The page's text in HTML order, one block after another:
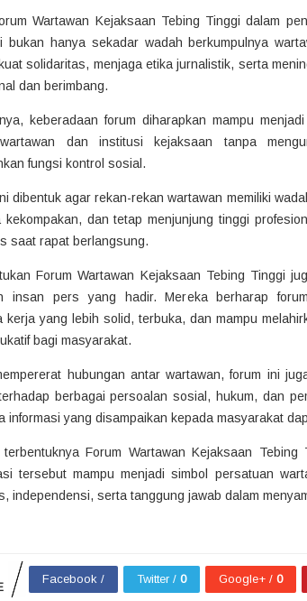
Wartawan Kejaksaan Tebing Tinggi dalam
bukan hanya sekadar wadah berkumpulnya
solidaritas, menjaga etika jurnalistik, serta
dan berimbang.
keberadaan forum diharapkan mampu
dan institusi kejaksaan tanpa
fungsi kontrol sosial.
dibentuk agar rekan-rekan wartawan memiliki
kekompakan, dan tetap menjunjung tinggi
saat rapat berlangsung.
Forum Wartawan Kejaksaan Tebing Tinggi
insan pers yang hadir. Mereka berharap
kerja yang lebih solid, terbuka, dan mampu
bagi masyarakat.
hubungan antar wartawan, forum ini
berbagai persoalan sosial, hukum, dan
informasi yang disampaikan kepada masyarakat
terbentuknya Forum Wartawan Kejaksaan
tersebut mampu menjadi simbol persatuan
independensi, serta tanggung jawab dalam
Facebook / Twitter / 0 Google+ / 0